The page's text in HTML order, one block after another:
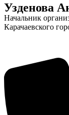
Узденова
Начальник
Карачаевского